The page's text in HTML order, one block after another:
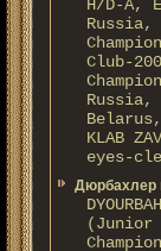
H/D-A,
Russia,
Club-
Russia,
Belarus,
KLAB
eyes-
Дюрбахлер
(Junior